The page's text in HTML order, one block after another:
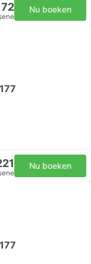
Nu boeken
Nu boeken